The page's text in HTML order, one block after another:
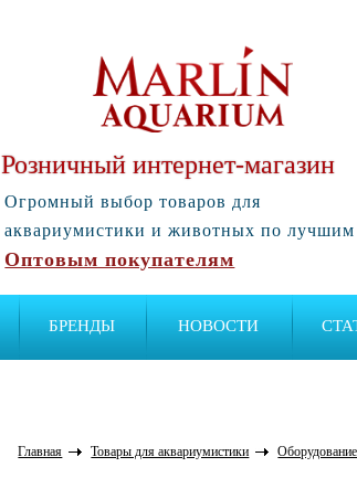
Розничный интернет-магазин
Огромный выбор товаров для
аквариумистики и животных по лучшим
Оптовым покупателям
БРЕНДЫ НОВОСТИ
Главная Товары для аквариумистики